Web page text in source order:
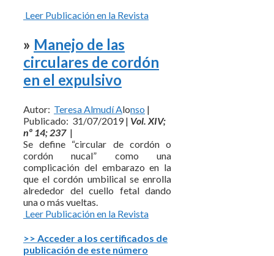
Leer Publicación en la Revista
» Manejo de las
circulares de cordón
en el expulsivo
Autor: Teresa Almudí Alonso |
Publicado: 31/07/2019 | Vol. XIV;
nº 14; 237 |
Se define “circular de cordón o
cordón nucal” como una
complicación del embarazo en la
que el cordón umbilical se enrolla
alrededor del cuello fetal dando
una o más vueltas.
Leer Publicación en la Revista
>> Acceder a los certificados de
publicación de este número